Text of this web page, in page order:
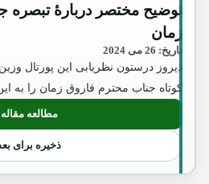
توضیح مختصر دربارۀ تبصره
زمان
تاریخ: 26 می 2024
کوتاه جناب محترم فاروق زمان را به
مطالعه مقاله
:
ذخیره برای